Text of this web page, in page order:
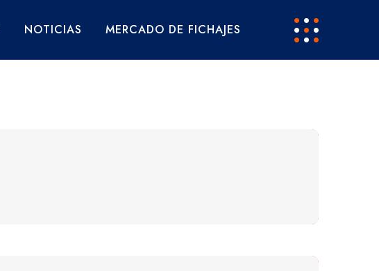
NOTICIAS MERCADO DE FICHAJES